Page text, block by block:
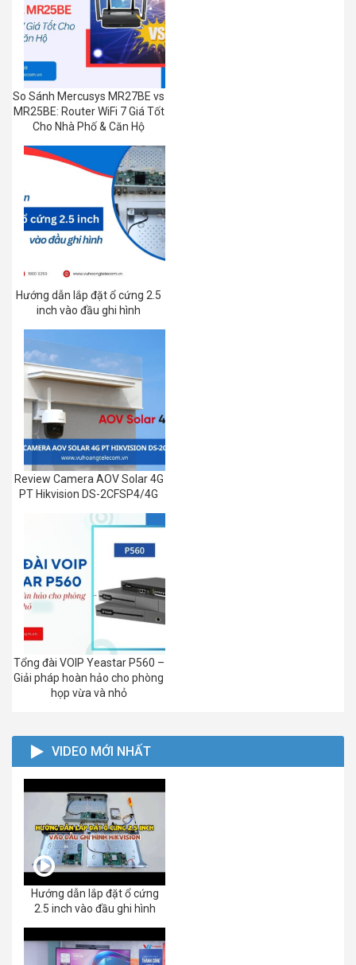
So Sánh Mercusys MR27BE vs
MR25BE: Router WiFi 7 Giá Tốt
Cho Nhà Phố & Căn Hộ
Hướng dẫn lắp đặt ổ cứng 2.5
inch vào đầu ghi hình
Review Camera AOV Solar 4G
PT Hikvision DS-2CFSP4/4G
Tổng đài VOIP Yeastar P560 –
Giải pháp hoàn hảo cho phòng
họp vừa và nhỏ
VIDEO MỚI NHẤT
Hướng dẫn lắp đặt ổ cứng
2.5 inch vào đầu ghi hình